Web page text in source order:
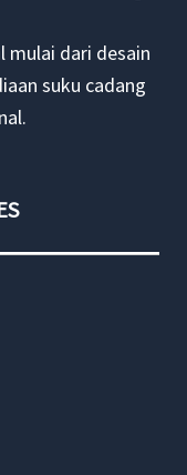
mulai dari desain
suku cadang